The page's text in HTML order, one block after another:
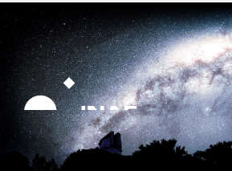
Strumenti
personali
Salta
contenuti.
|
Salta
alla
navigazione
Ricerca
avanzata…